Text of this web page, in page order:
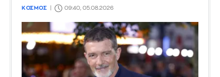
ΚΟΣΜΟΣ 09:40, 05.08.2026